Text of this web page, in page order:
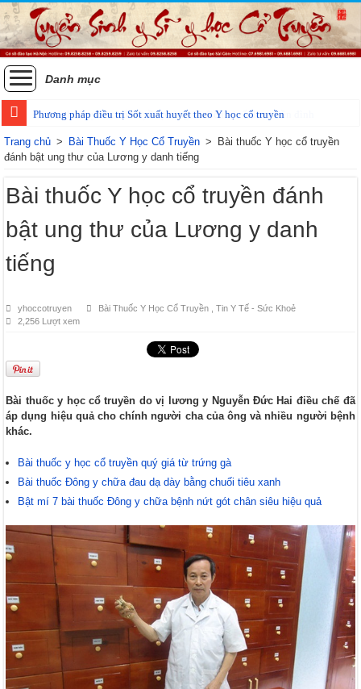
Danh mục
Phương pháp điều trị Sốt xuất huyết theo Y học cổ truyền
Trang chủ > Bài Thuốc Y Học Cổ Truyền > Bài thuốc Y học cổ truyền
đánh bật ung thư của Lương y danh tiếng
Bài thuốc Y học cổ truyền đánh
bật ung thư của Lương y danh
tiếng
yhoccotruyen Bài Thuốc Y Học Cổ Truyền ,Tin Y Tế - Sức Khoẻ
2,256 Lượt xem
Bài thuốc y học cổ truyền do vị lương y Nguyễn Đức Hai điều chế đã
áp dụng hiệu quả cho chính người cha của ông và nhiều người bệnh
khác.
Bài thuốc y học cổ truyền quý giá từ trứng gà
Bài thuốc Đông y chữa đau dạ dày bằng chuối tiêu xanh
Bật mí 7 bài thuốc Đông y chữa bệnh nứt gót chân siêu hiệu quả